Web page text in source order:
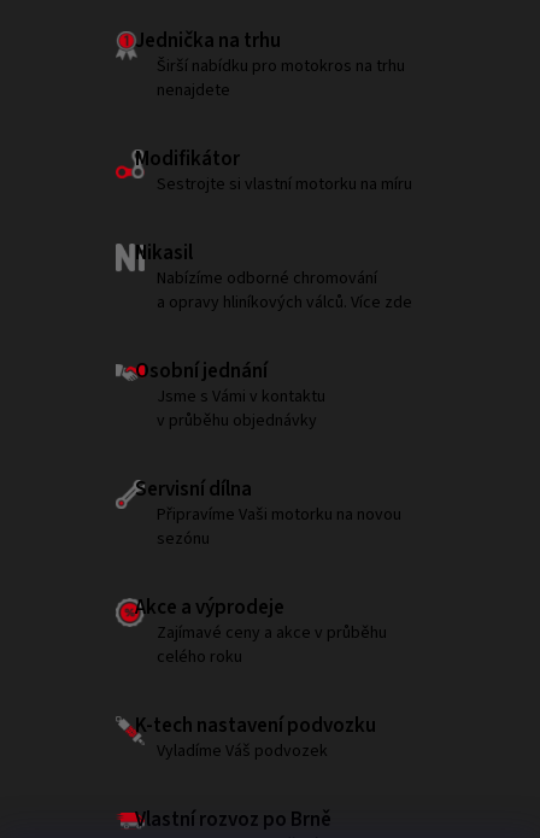
Jednička na trhu
Širší nabídku pro motokros na trhu
nenajdete
Modifikátor
Sestrojte si vlastní motorku na míru
Nikasil
Nabízíme odborné chromování
a opravy hliníkových válců. Více zde
Osobní jednání
Jsme s Vámi v kontaktu
v průběhu objednávky
Servisní dílna
Připravíme Vaši motorku na novou
sezónu
Akce a výprodeje
Zajímavé ceny a akce v průběhu
celého roku
K-tech nastavení podvozku
Vyladíme Váš podvozek
Vlastní rozvoz po Brně